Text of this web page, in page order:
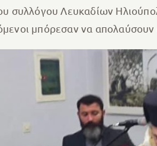
συλλόγου Λευκαδίων
μπόρεσαν να απολαύσουν